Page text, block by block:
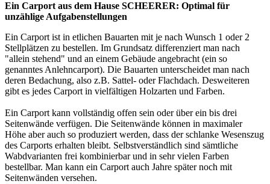
Ein Carport aus dem Hause SCHEERER: Optimal für
unzählige Aufgabenstellungen
Ein Carport ist in etlichen Bauarten mit je nach Wunsch 1 oder 2
Stellplätzen zu bestellen. Im Grundsatz differenziert man nach
"allein stehend" und an einem Gebäude angebracht (ein so
genanntes Anlehncarport). Die Bauarten unterscheidet man nach
deren Bedachung, also z.B. Sattel- oder Flachdach. Desweiteren
gibt es jedes Carport in vielfältigen Holzarten und Farben.
Ein Carport kann vollständig offen sein oder über ein bis drei
Seitenwände verfügen. Die Seitenwände können in maximaler
Höhe aber auch so produziert werden, dass der schlanke Wesenszug
des Carports erhalten bleibt. Selbstverständlich sind sämtliche
Wabdvarianten frei kombinierbar und in sehr vielen Farben
bestellbar. Man kann ein Carport auch Jahre später noch mit
Seitenwänden versehen.